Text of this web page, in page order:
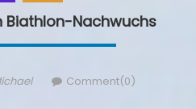
Biathlon-Nachwuchs
Comment(0)